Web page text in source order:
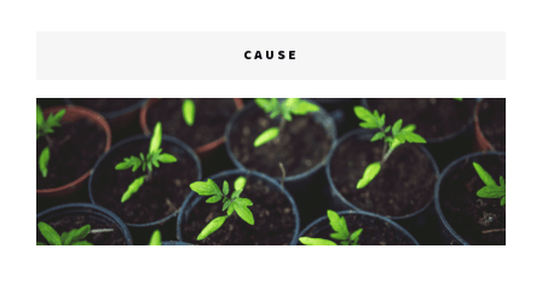
CAUSE